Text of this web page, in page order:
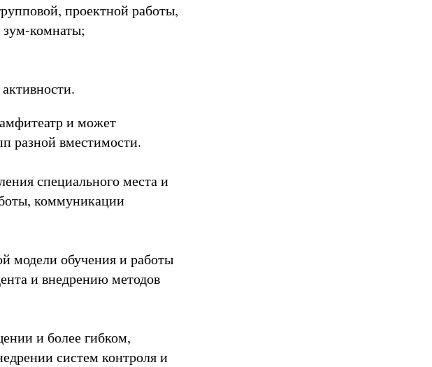
проектной работы,
зум-комнаты;
и может
разной вместимости.
специального места и
коммуникации
модели обучения и работы
и внедрению методов
и более гибком,
систем контроля и